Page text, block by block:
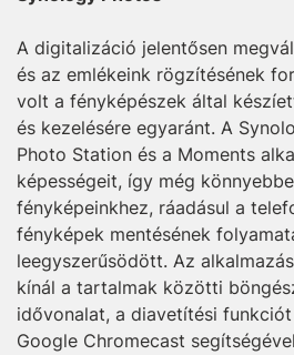
A digitalizáció jelentősen
és az emlékeink rögzítésének
volt a fényképészek által
és kezelésére egyaránt. A
Photo Station és a Moments
képességeit, így még
fényképeinkhez, ráadásul a
fényképek mentésének
leegyszerűsödött. Az
kínál a tartalmak közötti
idővonalat, a diavetítési
Google Chromecast